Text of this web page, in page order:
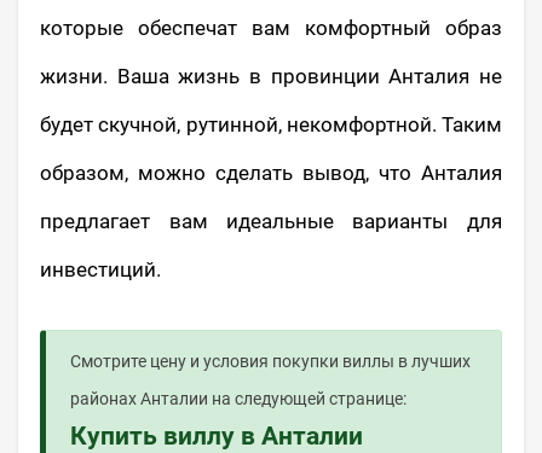
которые обеспечат вам комфортный образ
жизни. Ваша жизнь в провинции Анталия не
будет скучной, рутинной, некомфортной. Таким
образом, можно сделать вывод, что Анталия
предлагает вам идеальные варианты для
инвестиций.
Смотрите цену и условия покупки виллы в лучших
районах Анталии на следующей странице:
Купить виллу в Анталии